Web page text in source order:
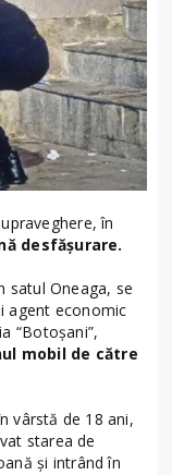
în
desfășurare.
satul Oneaga, se
agent economic
“Botoșani”,
mobil de către
vârstă de 18 ani,
starea de
și intrând în